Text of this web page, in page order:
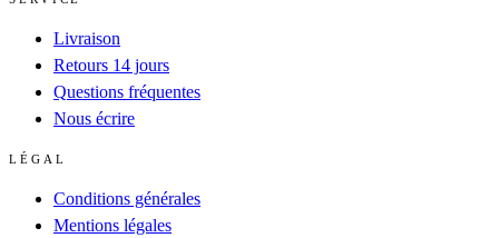
Livraison
Retours 14 jours
Questions fréquentes
Nous écrire
LÉGAL
Conditions générales
Mentions légales